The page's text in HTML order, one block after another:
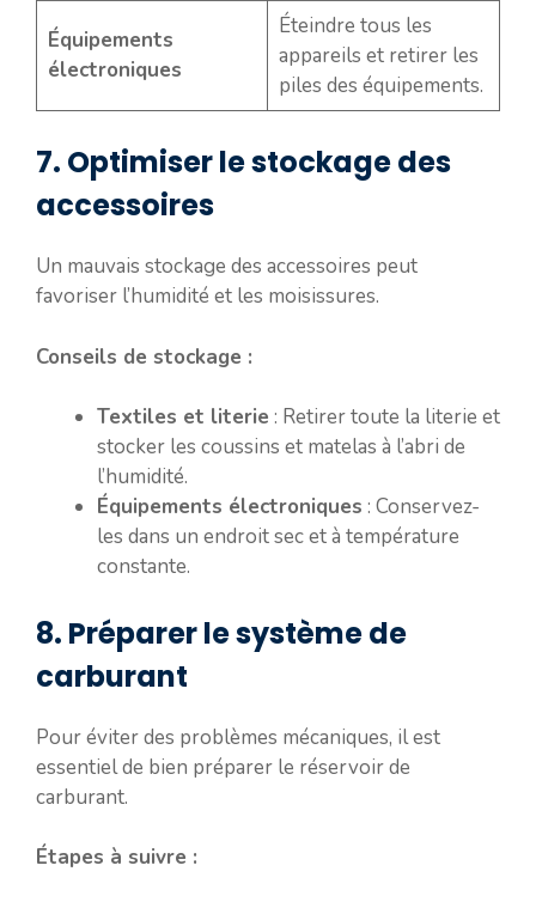
Équipements
électroniques
Éteindre tous les
appareils et retirer les
piles des équipements.
7. Optimiser le stockage des
accessoires
Un mauvais stockage des accessoires peut
favoriser l’humidité et les moisissures.
Conseils de stockage :
Textiles et literie : Retirer toute la literie et
stocker les coussins et matelas à l’abri de
l’humidité.
Équipements électroniques : Conservez-
les dans un endroit sec et à température
constante.
8. Préparer le système de
carburant
Pour éviter des problèmes mécaniques, il est
essentiel de bien préparer le réservoir de
carburant.
Étapes à suivre :